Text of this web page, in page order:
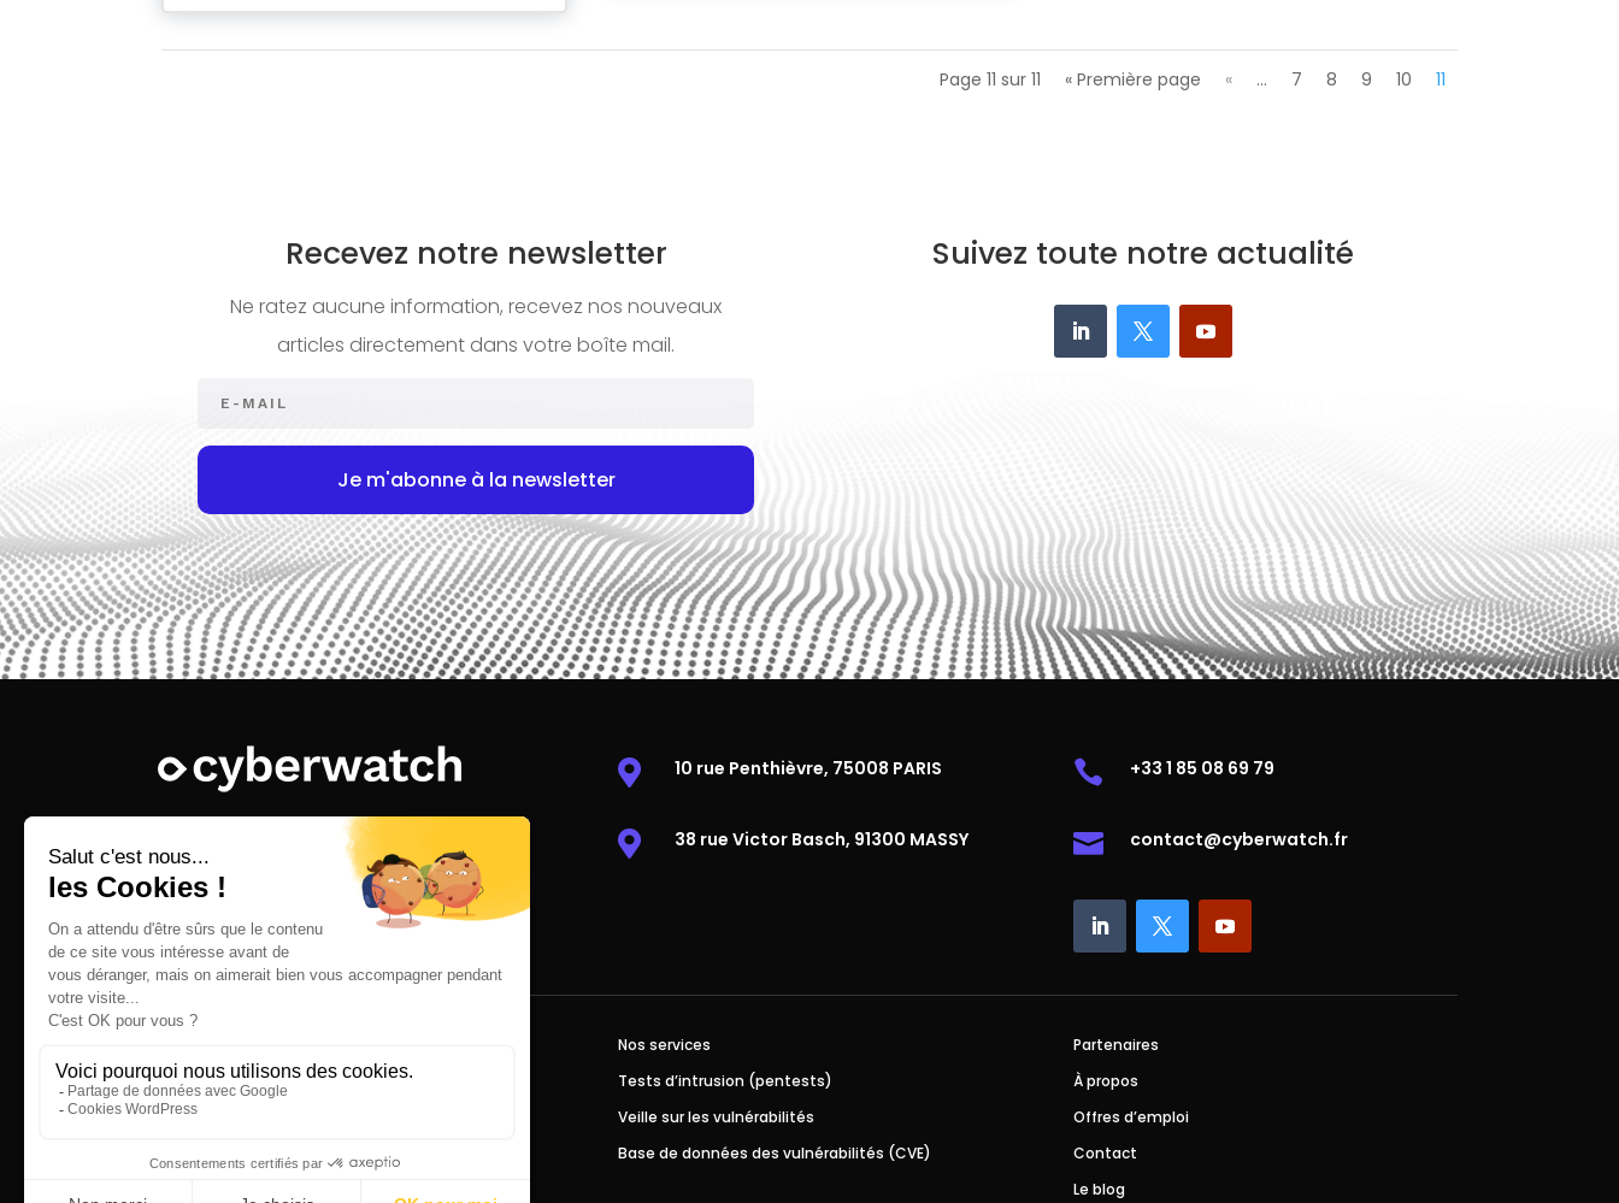
Page 11 sur 11 « Première page « … 7 8 9 10 11
Recevez notre newsletter
Ne ratez aucune information, recevez nos nouveaux
articles directement dans votre boîte mail.
Je m'abonne à la newsletter
Suivez toute notre actualité
Mentions légales
© 2025 Cyberwatch SAS. All rights
reserved.
 10 rue Penthièvre, 75008 PARIS
 38 rue Victor Basch, 91300 MASSY
 +33 1 85 08 69 79
 contact@cyberwatch.fr
Notre plateforme
Cyberwatch Vulnerability Manager
Fonctionnalités Vulnerability Manager
Nos services
Tests d’intrusion (pentests)
Veille sur les vulnérabilités
Base de données des vulnérabilités (CVE)
Partenaires
À propos
Offres d’emploi
Contact
Le blog